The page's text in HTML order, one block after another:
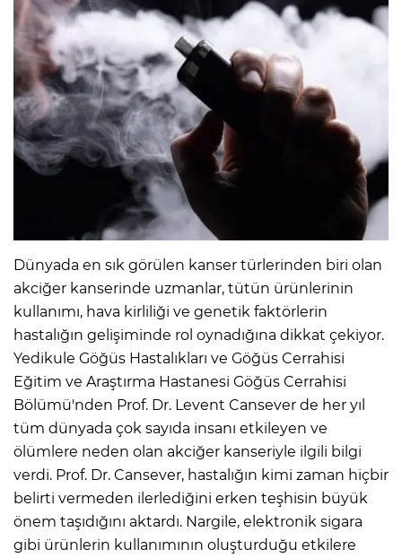
Dünyada en sık görülen kanser türlerinden biri olan
akciğer kanserinde uzmanlar, tütün ürünlerinin
kullanımı, hava kirliliği ve genetik faktörlerin
hastalığın gelişiminde rol oynadığına dikkat çekiyor.
Yedikule Göğüs Hastalıkları ve Göğüs Cerrahisi
Eğitim ve Araştırma Hastanesi Göğüs Cerrahisi
Bölümü'nden Prof. Dr. Levent Cansever de her yıl
tüm dünyada çok sayıda insanı etkileyen ve
ölümlere neden olan akciğer kanseriyle ilgili bilgi
verdi. Prof. Dr. Cansever, hastalığın kimi zaman hiçbir
belirti vermeden ilerlediğini erken teşhisin büyük
önem taşıdığını aktardı. Nargile, elektronik sigara
gibi ürünlerin kullanımının oluşturduğu etkilere